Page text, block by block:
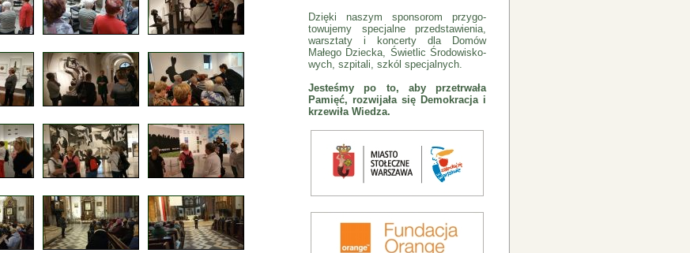
Dzięki naszym sponsorom przygo-
towujemy specjalne przedstawienia,
warsztaty i koncerty dla Domów
Małego Dziecka, Świetlic Środowisko-
wych, szpitali, szkól specjalnych.
Jesteśmy po to, aby przetrwała
Pamięć, rozwijała się Demokracja i
krzewiła Wiedza.